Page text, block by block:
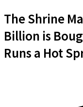
The Shrine
Billion is
Runs a Hot